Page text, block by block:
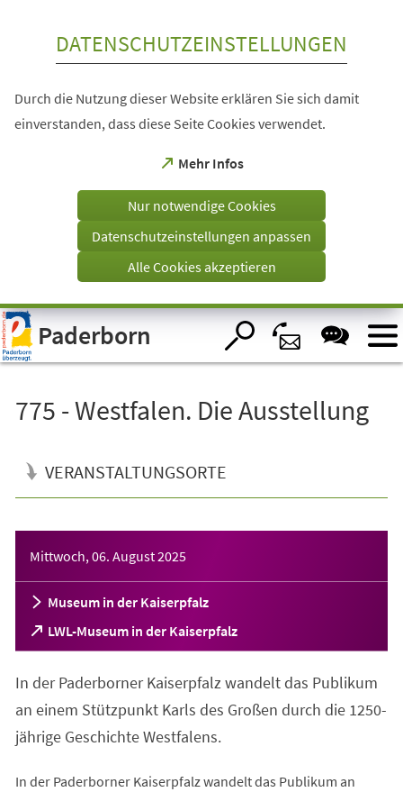
Visuelle
Assistenzsoftware
öffnen.
DATENSCHUTZEINSTELLUNGEN
Durch die Nutzung dieser Website erklären Sie sich damit
einverstanden, dass diese Seite Cookies verwendet.
Mehr Infos
(Öffnet
einem
Tab)
Nur notwendige Cookies
Datenschutzeinstellungen anpassen
Alle Cookies akzeptieren
Paderborn
775 - Westfalen. Die Ausstellung
VERANSTALTUNGSORTE
Mittwoch, 06. August 2025
Museum in der Kaiserpfalz
LWL-Museum in der Kaiserpfalz
(Öffnet
in
neuen
Tab)
In der Paderborner Kaiserpfalz wandelt das Publikum
an einem Stützpunkt Karls des Großen durch die 1250-
jährige Geschichte Westfalens.
In der Paderborner Kaiserpfalz wandelt das Publikum an